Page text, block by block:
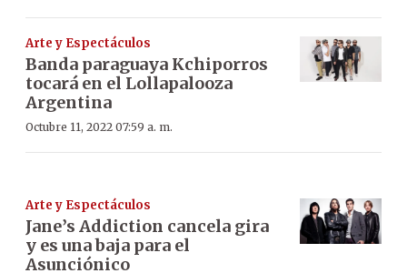
Arte y Espectáculos
Banda paraguaya Kchiporros
tocará en el Lollapalooza
Argentina
Octubre 11, 2022 07:59 a. m.
Arte y Espectáculos
Jane’s Addiction cancela gira
y es una baja para el
Asunciónico